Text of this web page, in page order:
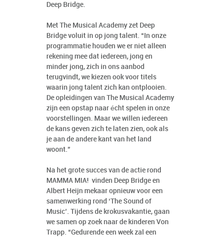
Deep Bridge.
Met The Musical Academy zet Deep
Bridge voluit in op jong talent. “In onze
programmatie houden we er niet alleen
rekening mee dat iedereen, jong en
minder jong, zich in ons aanbod
terugvindt, we kiezen ook voor titels
waarin jong talent zich kan ontplooien.
De opleidingen van The Musical Academy
zijn een opstap naar écht spelen in onze
voorstellingen. Maar we willen iedereen
de kans geven zich te laten zien, ook als
je aan de andere kant van het land
woont.”
Na het grote succes van de actie rond
MAMMA MIA! vinden Deep Bridge en
Albert Heijn mekaar opnieuw voor een
samenwerking rond ‘The Sound of
Music’. Tijdens de krokusvakantie, gaan
we samen op zoek naar de kinderen Von
Trapp. “Gedurende een week zal een